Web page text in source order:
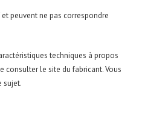
peuvent ne pas correspondre
techniques à propos
consulter le site du fabricant. Vous
sujet.